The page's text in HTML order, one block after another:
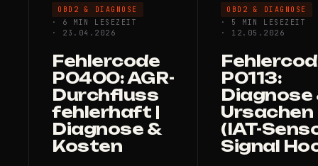
OBD2 & DIAGNOSE
· 6 MIN LESEZEIT
· 23.04.2026
Fehlercode
P0400: AGR-
Durchfluss
fehlerhaft |
Diagnose &
Kosten
OBD2 & DIAGNOSE
· 5 MIN LESEZEIT
· 12.05.2026
P0113:
Diagnose
Ursachen
(IAT-
Signal